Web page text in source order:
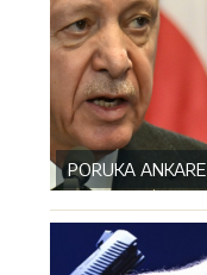
PORUKA ANKARE